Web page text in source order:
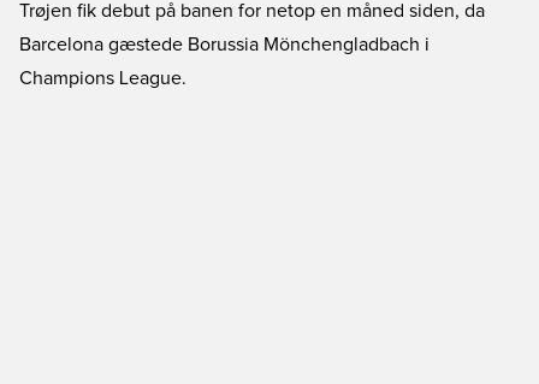
Trøjen fik debut på banen for netop en måned siden, da
Barcelona gæstede Borussia Mönchengladbach i
Champions League.